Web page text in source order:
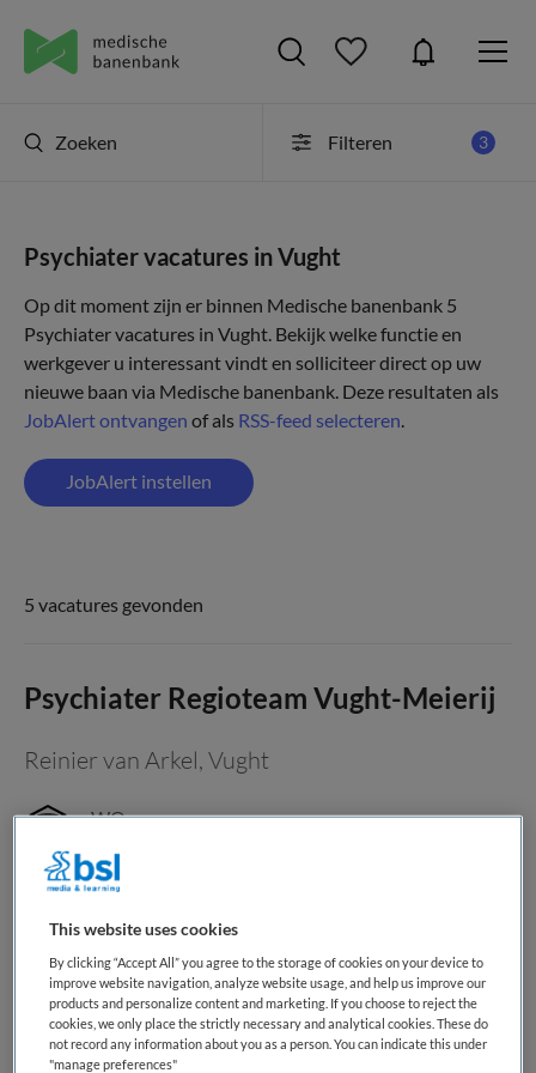
Zoeken Filteren 3
Psychiater vacatures in Vught
Op dit moment zijn er binnen Medische banenbank 5
Psychiater vacatures in Vught. Bekijk welke functie en
werkgever u interessant vindt en solliciteer direct op uw
nieuwe baan via Medische banenbank. Deze resultaten als
JobAlert ontvangen of als RSS-feed selecteren.
JobAlert instellen
5 vacatures gevonden
Psychiater Regioteam Vught-Meierij
Reinier van Arkel, Vught
WO
Fulltime
Psychiater Regioteam Vught-Meierij Reinier van Arkel
Werken bij Reinier van Arkel betekent werken bij een
organisatie die staat voor het leveren van goede zorg &
behandeling vanuit de beleving van de mensen die een
This website uses cookies
By clicking “Accept All” you agree to the storage of cookies on your device to
improve website navigation, analyze website usage, and help us improve our
products and personalize content and marketing. If you choose to reject the
cookies, we only place the strictly necessary and analytical cookies. These do
not record any information about you as a person. You can indicate this under
"manage preferences"